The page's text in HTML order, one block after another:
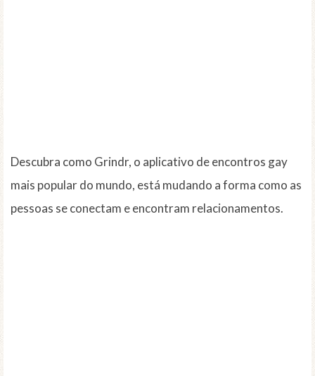
Descubra como Grindr, o aplicativo de encontros gay
mais popular do mundo, está mudando a forma como as
pessoas se conectam e encontram relacionamentos.